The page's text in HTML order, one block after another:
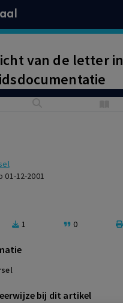
van de letter in
01-12-2001
1 0
bij dit artikel